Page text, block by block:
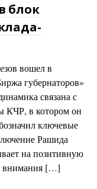
блок
вошел в
губернаторов»
связана с
КЧР, в котором он
ключевые
Рашида
на позитивную
внимания […]